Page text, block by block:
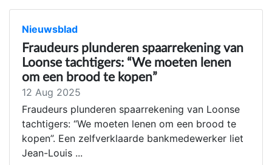
Nieuwsblad
Fraudeurs plunderen spaarrekening van
Loonse tachtigers: “We moeten lenen
om een brood te kopen”
12 Aug 2025
Fraudeurs plunderen spaarrekening van Loonse
tachtigers: “We moeten lenen om een brood te
kopen”. Een zelfverklaarde bankmedewerker liet
Jean-Louis ...